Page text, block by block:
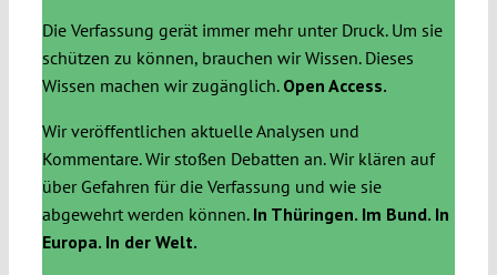
Die Verfassung gerät immer mehr unter Druck. Um sie
schützen zu können, brauchen wir Wissen. Dieses
Wissen machen wir zugänglich. Open Access.
Wir veröffentlichen aktuelle Analysen und
Kommentare. Wir stoßen Debatten an. Wir klären auf
über Gefahren für die Verfassung und wie sie
abgewehrt werden können. In Thüringen. Im Bund. In
Europa. In der Welt.